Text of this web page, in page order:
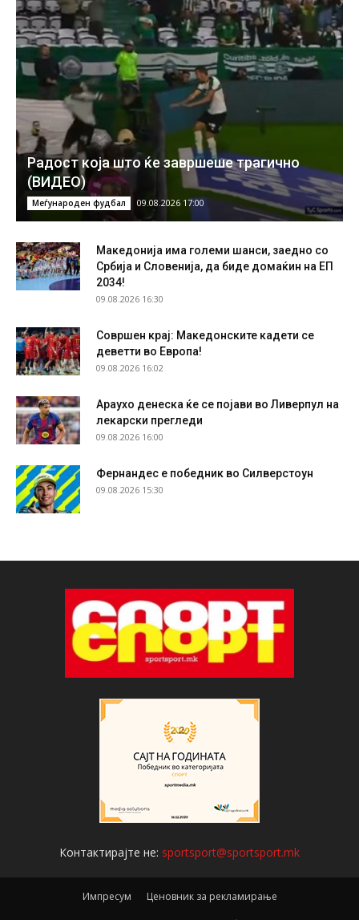
Радост која што ќе завршеше трагично
(ВИДЕО)
Меѓународен фудбал 09.08.2026 17:00
Македонија има големи шанси, заедно со
Србија и Словенија, да биде домаќин на ЕП
2034!
09.08.2026 16:30
Совршен крај: Македонските кадети се
деветти во Европа!
09.08.2026 16:02
Араухо денеска ќе се појави во Ливерпул на
лекарски прегледи
09.08.2026 16:00
Фернандес е победник во Силверстоун
09.08.2026 15:30
Контактирајте не: sportsport@sportsport.mk
Импресум Ценовник за рекламирање